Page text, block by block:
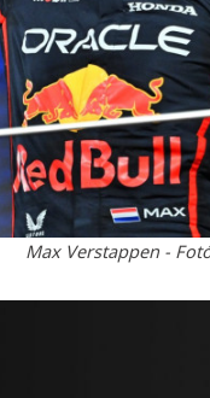
Max Verstappen -